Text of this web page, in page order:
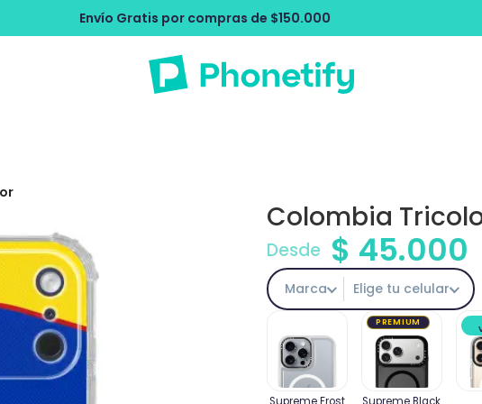
por compras de $150.000 Envío Gratis por
Colombia
Desde $ 45.000
Marca Elige tu celular
PREMIUM